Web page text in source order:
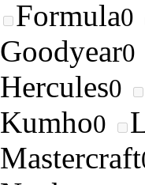
Formula0
Goodyear0
Hercules0
Kumho0
Mastercraft